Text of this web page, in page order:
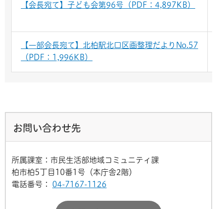
【会長宛て】子ども会第96号（PDF：4,897KB）
【一部会長宛て】北柏駅北口区画整理だよりNo.57
（PDF：1,996KB）
お問い合わせ先
所属課室：市民生活部地域コミュニティ課
柏市柏5丁目10番1号（本庁舎2階）
電話番号：
04-7167-1126